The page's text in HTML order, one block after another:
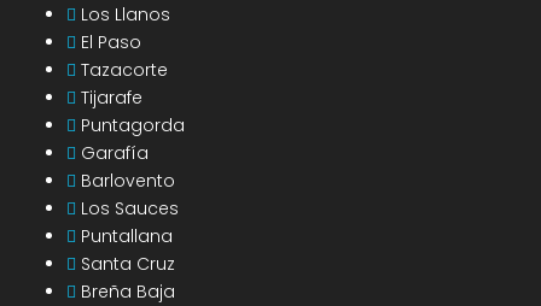
Los Llanos
El Paso
Tazacorte
Tijarafe
Puntagorda
Garafía
Barlovento
Los Sauces
Puntallana
Santa Cruz
Breña Baja